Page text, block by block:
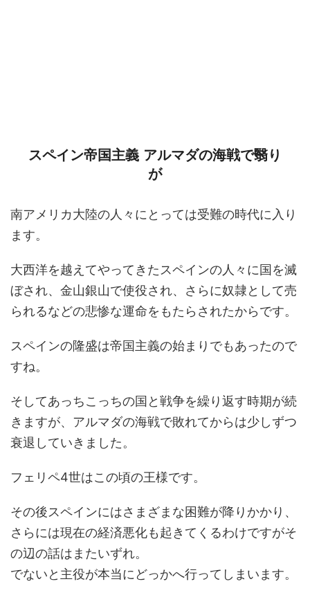
スペイン帝国主義 アルマダの海戦で翳り
が
南アメリカ大陸の人々にとっては受難の時代に入り
ます。
大西洋を越えてやってきたスペインの人々に国を滅
ぼされ、金山銀山で使役され、さらに奴隷として売
られるなどの悲惨な運命をもたらされたからです。
スペインの隆盛は帝国主義の始まりでもあったので
すね。
そしてあっちこっちの国と戦争を繰り返す時期が続
きますが、アルマダの海戦で敗れてからは少しずつ
衰退していきました。
フェリペ4世はこの頃の王様です。
その後スペインにはさまざまな困難が降りかかり、
さらには現在の経済悪化も起きてくるわけですがそ
の辺の話はまたいずれ。
でないと主役が本当にどっかへ行ってしまいます。